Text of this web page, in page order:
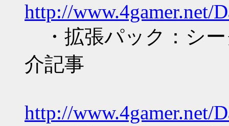
http://www.4gamer.net/
・拡張パック：シー
介記事
http://www.4gamer.net/